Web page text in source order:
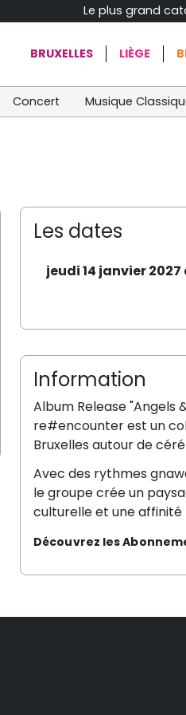
Le plus grand
BRUXELLES LIÈGE
Concert Musique
Les dates
jeudi 14 janvier 2027
Information
Album Release "Angels
re#encounter est un
Bruxelles autour de
Avec des rythmes
le groupe crée un
culturelle et une
Découvrez les